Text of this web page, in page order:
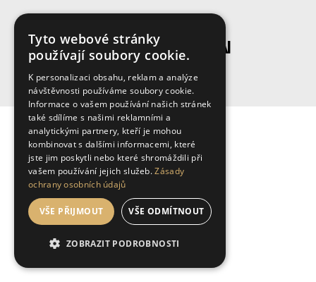
Vyrobila a spravuje firma
Tyto webové stránky
používají soubory cookie.
K personalizaci obsahu, reklam a analýze
návštěvnosti používáme soubory cookie.
Informace o vašem používání našich stránek
také sdílíme s našimi reklamními a
analytickými partnery, kteří je mohou
kombinovat s dalšími informacemi, které
jste jim poskytli nebo které shromáždili při
vašem používání jejich služeb.Zásady
ochrany osobních údajů
VŠE PŘIJMOUT VŠE ODMÍTNOUT
ZOBRAZIT PODROBNOSTI
NEZBYTNĚ NUTNÉ SOUBORY